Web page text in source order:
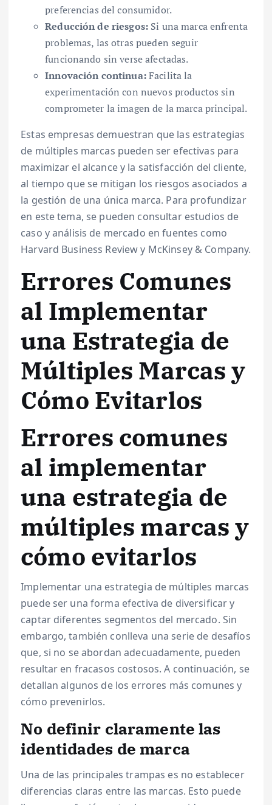
preferencias del consumidor.
Reducción de riesgos: Si una marca enfrenta
problemas, las otras pueden seguir
funcionando sin verse afectadas.
Innovación continua:Facilita la
experimentación con nuevos productos sin
comprometer la imagen de la marca principal.
Estas empresas demuestran que las estrategias
de múltiples marcas pueden ser efectivas para
maximizar el alcance y la satisfacción del cliente,
al tiempo que se mitigan los riesgos asociados a
la gestión de una única marca. Para profundizar
en este tema, se pueden consultar estudios de
caso y análisis de mercado en fuentes como
Harvard Business Review y McKinsey & Company.
Errores Comunes
al Implementar
una Estrategia de
Múltiples Marcas y
Cómo Evitarlos
Errores comunes
al implementar
una estrategia de
múltiples marcas y
cómo evitarlos
Implementar una estrategia de múltiples marcas
puede ser una forma efectiva de diversificar y
captar diferentes segmentos del mercado. Sin
embargo, también conlleva una serie de desafíos
que, si no se abordan adecuadamente, pueden
resultar en fracasos costosos. A continuación, se
detallan algunos de los errores más comunes y
cómo prevenirlos.
No definir claramente las
identidades de marca
Una de las principales trampas es no establecer
diferencias claras entre las marcas. Esto puede